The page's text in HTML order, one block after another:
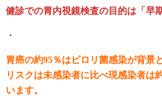
健診での胃内視鏡検査の目的は「早
・
胃癌の約95％はピロリ菌感染が背景
リスクは未感染者に比べ現感染者は
います。